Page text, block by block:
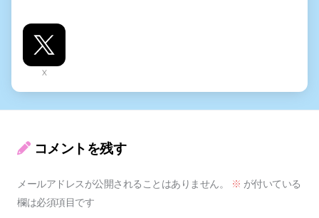
X
コメントを残す
メールアドレスが公開されることはありません。 ※ が付いている
欄は必須項目です